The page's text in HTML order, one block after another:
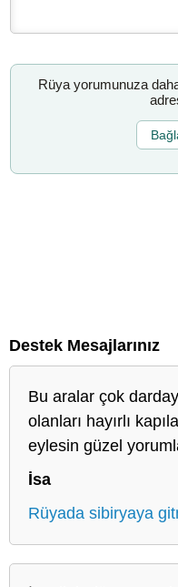
Rüya yorumunuza
Destek Mesajlarınız
Bu aralar çok
olanları hayırlı
eylesin güzel
İsa
Rüyada sibiryaya